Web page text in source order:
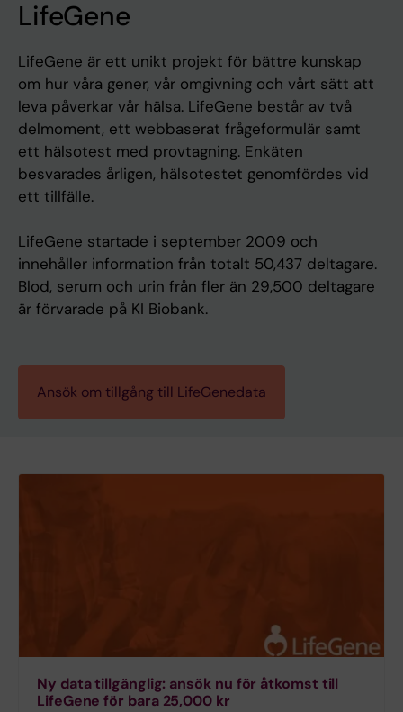
LifeGene
LifeGene är ett unikt projekt för bättre kunskap
om hur våra gener, vår omgivning och vårt sätt att
leva påverkar vår hälsa. LifeGene består av två
delmoment, ett webbaserat frågeformulär samt
ett hälsotest med provtagning. Enkäten
besvarades årligen, hälsotestet genomfördes vid
ett tillfälle.
LifeGene startade i september 2009 och
innehåller information från totalt 50,437 deltagare.
Blod, serum och urin från fler än 29,500 deltagare
är förvarade på KI Biobank.
Ansök om tillgång till LifeGenedata
Ny data tillgänglig: ansök nu för åtkomst till
LifeGene för bara 25,000 kr